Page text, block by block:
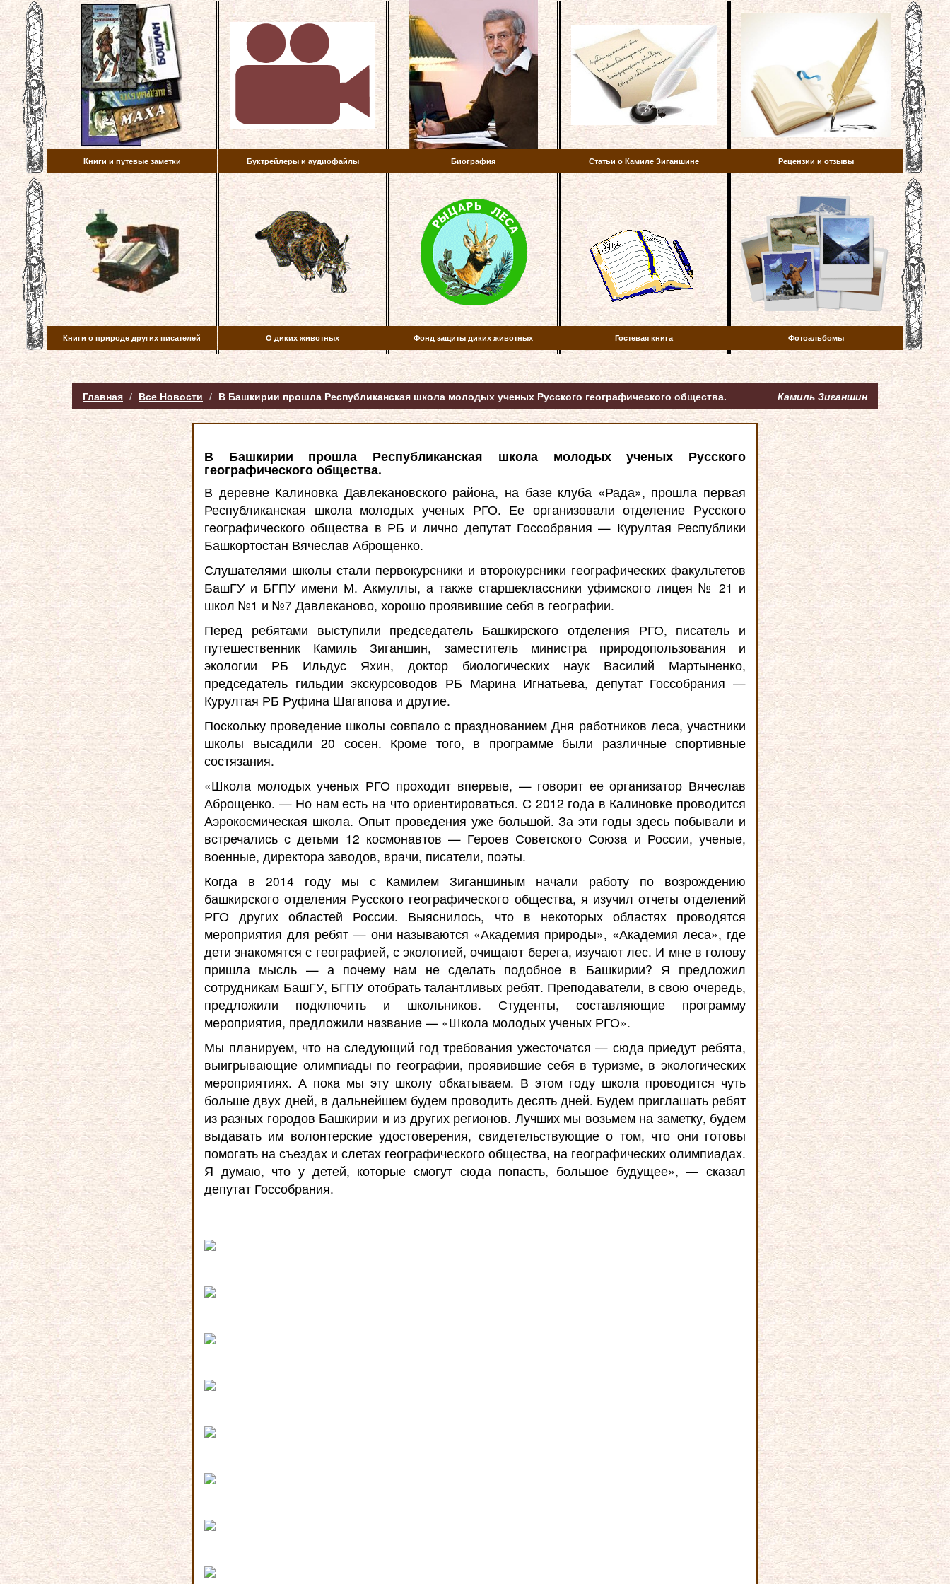
Книги и путевые заметки Буктрейлеры и аудиофайлы Биография Статьи о Камиле Зиганшине Рецензии и отзывы
Книги о природе других писателей О диких животных Фонд защиты диких животных Гостевая книга Фотоальбомы
Главная Все Новости В Башкирии прошла Республиканская школа молодых ученых Русского географического общества. Камиль Зиганшин
В Башкирии прошла Республиканская школа молодых ученых Русского
географического общества.
В деревне Калиновка Давлекановского района, на базе клуба «Рада», прошла первая
Республиканская школа молодых ученых РГО. Ее организовали отделение Русского
географического общества в РБ и лично депутат Госсобрания — Курултая Республики
Башкортостан Вячеслав Аброщенко.
Слушателями школы стали первокурсники и второкурсники географических факультетов
БашГУ и БГПУ имени М. Акмуллы, а также старшеклассники уфимского лицея № 21 и
школ №1 и №7 Давлеканово, хорошо проявившие себя в географии.
Перед ребятами выступили председатель Башкирского отделения РГО, писатель и
путешественник Камиль Зиганшин, заместитель министра природопользования и
экологии РБ Ильдус Яхин, доктор биологических наук Василий Мартыненко,
председатель гильдии экскурсоводов РБ Марина Игнатьева, депутат Госсобрания —
Курултая РБ Руфина Шагапова и другие.
Поскольку проведение школы совпало с празднованием Дня работников леса, участники
школы высадили 20 сосен. Кроме того, в программе были различные спортивные
состязания.
«Школа молодых ученых РГО проходит впервые, — говорит ее организатор Вячеслав
Аброщенко. — Но нам есть на что ориентироваться. С 2012 года в Калиновке проводится
Аэрокосмическая школа. Опыт проведения уже большой. За эти годы здесь побывали и
встречались с детьми 12 космонавтов — Героев Советского Союза и России, ученые,
военные, директора заводов, врачи, писатели, поэты.
Когда в 2014 году мы с Камилем Зиганшиным начали работу по возрождению
башкирского отделения Русского географического общества, я изучил отчеты отделений
РГО других областей России. Выяснилось, что в некоторых областях проводятся
мероприятия для ребят — они называются «Академия природы», «Академия леса», где
дети знакомятся с географией, с экологией, очищают берега, изучают лес. И мне в голову
пришла мысль — а почему нам не сделать подобное в Башкирии? Я предложил
сотрудникам БашГУ, БГПУ отобрать талантливых ребят. Преподаватели, в свою очередь,
предложили подключить и школьников. Студенты, составляющие программу
мероприятия, предложили название — «Школа молодых ученых РГО».
Мы планируем, что на следующий год требования ужесточатся — сюда приедут ребята,
выигрывающие олимпиады по географии, проявившие себя в туризме, в экологических
мероприятиях. А пока мы эту школу обкатываем. В этом году школа проводится чуть
больше двух дней, в дальнейшем будем проводить десять дней. Будем приглашать ребят
из разных городов Башкирии и из других регионов. Лучших мы возьмем на заметку, будем
выдавать им волонтерские удостоверения, свидетельствующие о том, что они готовы
помогать на съездах и слетах географического общества, на географических олимпиадах.
Я думаю, что у детей, которые смогут сюда попасть, большое будущее», — сказал
депутат Госсобрания.